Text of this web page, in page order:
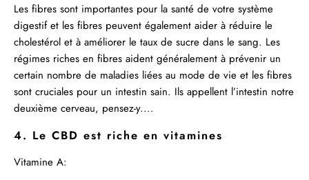
Les fibres sont importantes pour la santé de votre système
digestif et les fibres peuvent également aider à réduire le
cholestérol et à améliorer le taux de sucre dans le sang. Les
régimes riches en fibres aident généralement à prévenir un
certain nombre de maladies liées au mode de vie et les fibres
sont cruciales pour un intestin sain. Ils appellent l’intestin notre
deuxième cerveau, pensez-y....
4. Le CBD est riche en vitamines
Vitamine A: